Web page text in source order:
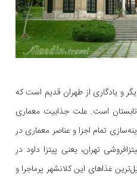
و یادگاری از طهران قدیم است که
است. علت جذابیت معماری
تمام اجزا و عناصر معماری در
تهران، یعنی پیتزا داود در
غذاهای این کلانشهر پرماجرا و